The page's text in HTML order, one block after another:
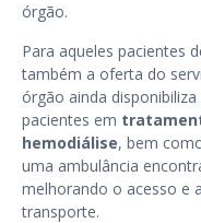
órgão.
Para aqueles pacientes
também a oferta do
órgão ainda
pacientes em
hemodiálise, bem
uma ambulância
melhorando o acesso e
transporte.